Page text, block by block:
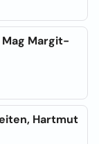
Margit-
Hartmut